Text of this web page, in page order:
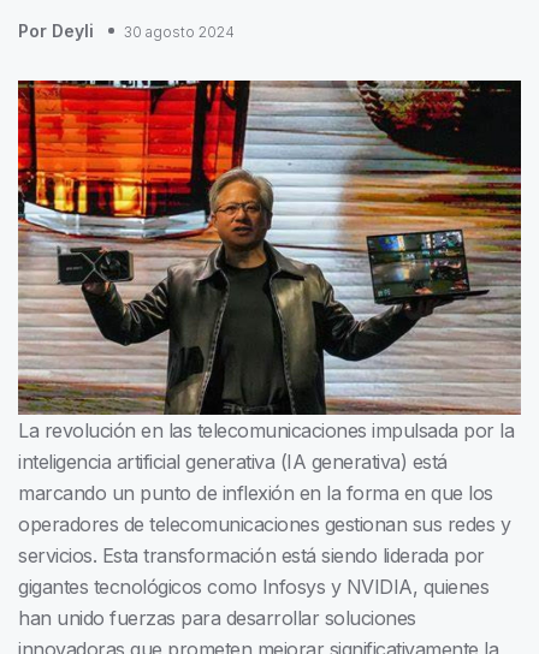
Por Deyli 30 agosto 2024
La revolución en las telecomunicaciones impulsada por la
inteligencia artificial generativa (IA generativa) está
marcando un punto de inflexión en la forma en que los
operadores de telecomunicaciones gestionan sus redes y
servicios. Esta transformación está siendo liderada por
gigantes tecnológicos como Infosys y NVIDIA, quienes
han unido fuerzas para desarrollar soluciones